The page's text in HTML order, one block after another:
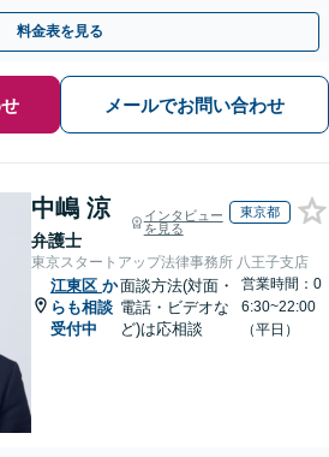
初回相談無料】
料金表を見る
メールでお問い合わせ
中嶋 涼
弁護士
インタビュー
を見る
東京都
東京スタートアップ法律事務所 八王子支店
江東区 か
らも相談
受付中
面談方法(対面・
電話・ビデオな
ど)は応相談
営業時間：0
6:30~22:00
（平日）